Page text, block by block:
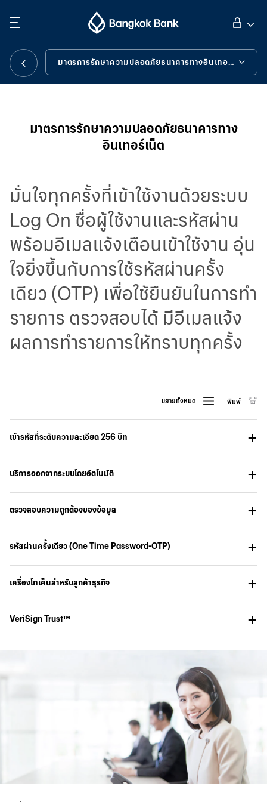
ลูกค้าบุคคล
นักลงทุนสัมพันธ์
เกี่ยวกับธนาคารกรุงเทพ
華人事務
มาตรการรักษาความปลอดภัยธนาคารทางอินเทอร์เน็ต
เครื่องมือช่วยเหลือ
มาตรการรักษาความปลอดภัยธนาคารทาง
อินเทอร์เน็ต
มั่นใจทุกครั้งที่เข้าใช้งานด้วยระบบ
Log On ชื่อผู้ใช้งานและรหัสผ่าน
พร้อมอีเมลแจ้งเตือนเข้าใช้งาน อุ่น
ใจยิ่งขึ้นกับการใช้รหัสผ่านครั้ง
เดียว (OTP) เพื่อใช้ยืนยันในการทำ
รายการ ตรวจสอบได้ มีอีเมลแจ้ง
ผลการทำรายการให้ทราบทุกครั้ง
ขยายทั้งหมด พิมพ์
เข้ารหัสที่ระดับความละเอียด 256 บิท
บริการออกจากระบบโดยอัตโนมัติ
ตรวจสอบความถูกต้องของข้อมูล
รหัสผ่านครั้งเดียว (One Time Password-OTP)
เครื่องโทเค็นสำหรับลูกค้าธุรกิจ
VeriSign Trust™